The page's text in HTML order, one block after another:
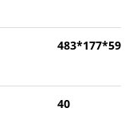
483*177*595
40